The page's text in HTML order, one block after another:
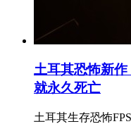
土耳其恐怖新
就永久死亡
土耳其生存恐怖